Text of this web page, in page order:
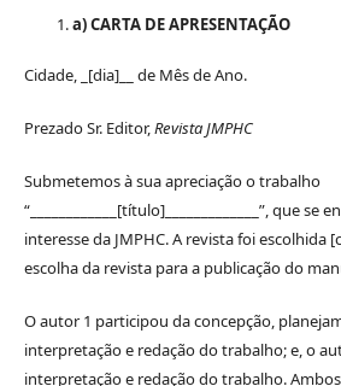
a) CARTA DE APRESENTAÇÃO
Cidade, _[dia]__ de Mês de Ano.
Prezado Sr. Editor,Revista JMPHC
Submetemos à sua apreciação o trabalho
“____________[título]_____________”, que se
interesse da JMPHC. A revista foi escolhida
escolha da revista para a publicação do
O autor 1 participou da concepção,
interpretação e redação do trabalho; e, o
interpretação e redação do trabalho. Ambos